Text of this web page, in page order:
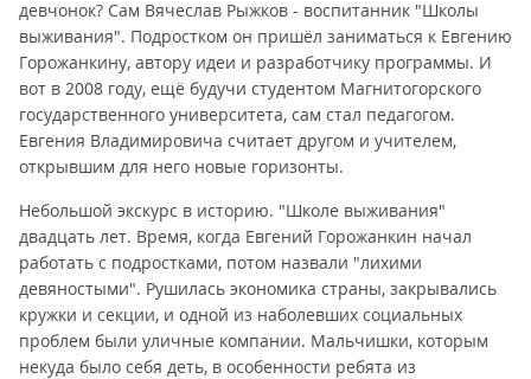
девчонок? Сам Вячеслав Рыжков - воспитанник "Школы
выживания". Подростком он пришёл заниматься к Евгению
Горожанкину, автору идеи и разработчику программы. И
вот в 2008 году, ещё будучи студентом Магнитогорского
государственного университета, сам стал педагогом.
Евгения Владимировича считает другом и учителем,
открывшим для него новые горизонты.
Небольшой экскурс в историю. "Школе выживания"
двадцать лет. Время, когда Евгений Горожанкин начал
работать с подростками, потом назвали "лихими
девяностыми". Рушилась экономика страны, закрывались
кружки и секции, и одной из наболевших социальных
проблем были уличные компании. Мальчишки, которым
некуда было себя деть, в особенности ребята из